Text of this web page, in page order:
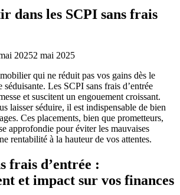
dans les SCPI sans frais
20252 mai 2025
qui ne réduit pas vos gains dès le
Les SCPI sans frais d’entrée
et suscitent un engouement croissant.
laisser séduire, il est indispensable de bien
Ces placements, bien que prometteurs,
approfondie pour éviter les mauvaises
rentabilité à la hauteur de vos attentes.
frais d’entrée :
et impact sur vos finances